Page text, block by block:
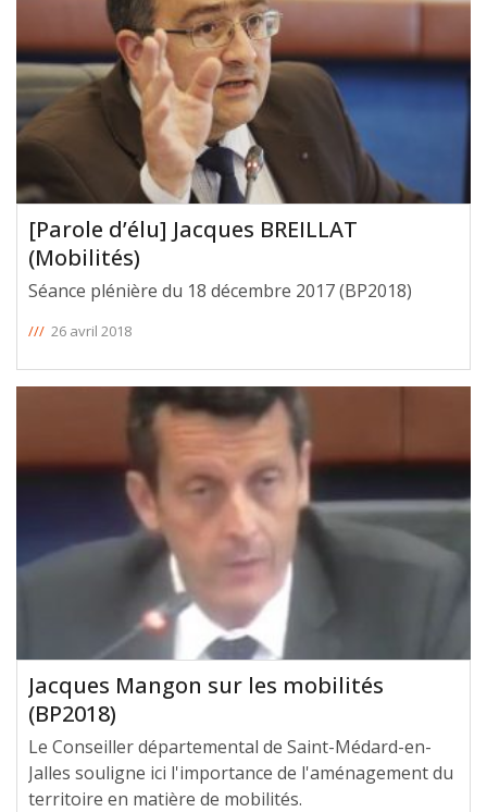
[Parole d’élu] Jacques BREILLAT
(Mobilités)
Séance plénière du 18 décembre 2017 (BP2018)
/// 26 avril 2018
Jacques Mangon sur les mobilités
(BP2018)
Le Conseiller départemental de Saint-Médard-en-
Jalles souligne ici l'importance de l'aménagement du
territoire en matière de mobilités.